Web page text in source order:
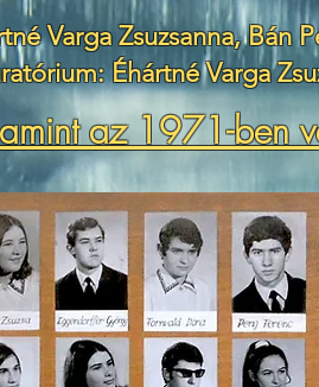
Varga Zsuzsanna, Bán
Éhártné Varga
az 1971-ben